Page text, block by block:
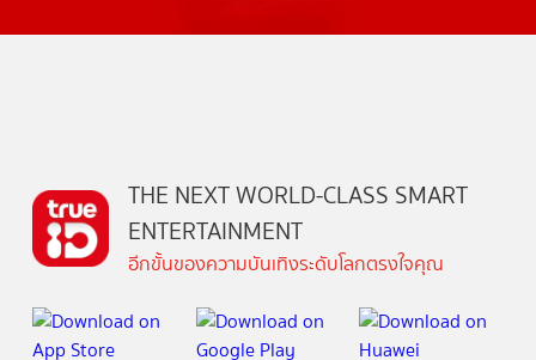
THE NEXT WORLD-CLASS SMART
ENTERTAINMENT
อีกขั้นของความบันเทิงระดับโลกตรงใจคุณ